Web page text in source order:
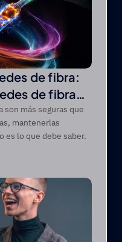
de fibra:
de fibra
modernas
son más seguras que
mantenerlas
es lo que debe saber.